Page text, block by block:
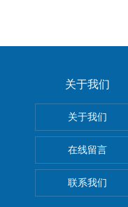
关于我们
关于我们
在线留言
联系我们